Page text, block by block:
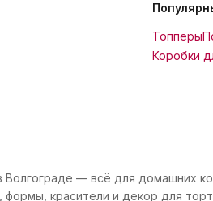
Топперы
Коробки
Волгограде — всё для домашних
красители и декор для